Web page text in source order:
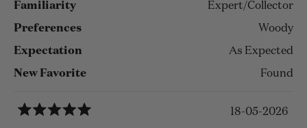
Familiarity Expert/Collector
Preferences Woody
Expectation As Expected
New Favorite Found
18-05-2026